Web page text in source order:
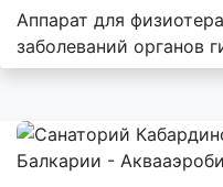
Аппарат для
заболеваний органов